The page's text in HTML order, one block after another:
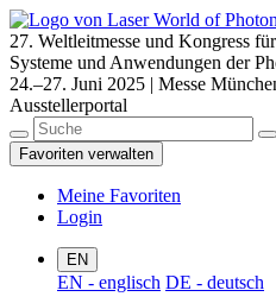
27. Weltleitmesse und Kongress
Systeme und Anwendungen der
24.–27. Juni 2025 | Messe
Ausstellerportal
Favoriten verwalten
Meine Favoriten
Login
EN
EN - englisch DE - deutsch